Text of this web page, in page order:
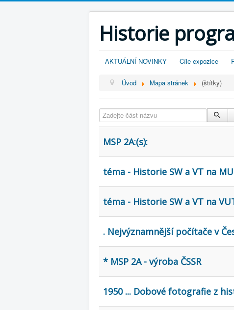
Historie
AKTUÁLNÍ NOVINKY Cíle expozice
Úvod Mapa stránek (štítky)
Zadejte část názvu
MSP 2A:(s):
téma - Historie SW a VT na
téma - Historie SW a VT na
. Nejvýznamnější počítače v
* MSP 2A - výroba ČSSR
1950 ... Dobové fotografie z